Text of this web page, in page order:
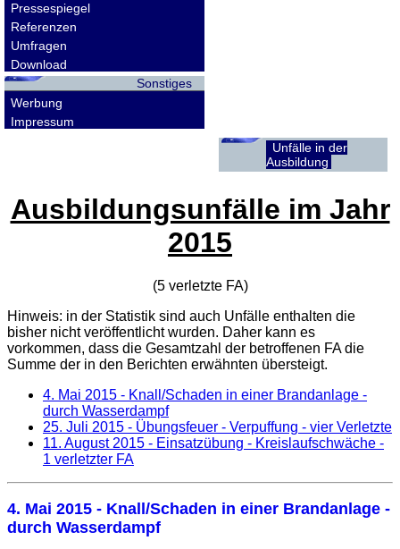
Pressespiegel
Referenzen
Umfragen
Download
Sonstiges
Werbung
Impressum
Unfälle in der
Ausbildung
Ausbildungsunfälle im Jahr
2015
(5 verletzte FA)
Hinweis: in der Statistik sind auch Unfälle enthalten die
bisher nicht veröffentlicht wurden. Daher kann es
vorkommen, dass die Gesamtzahl der betroffenen FAdie
Summe der in den Berichten erwähnten übersteigt.
4. Mai 2015 - Knall/Schaden in einer Brandanlage -
durch Wasserdampf
25. Juli 2015 - Übungsfeuer - Verpuffung - vier Verletzte
11. August 2015 - Einsatzübung - Kreislaufschwäche -
1 verletzter FA
4. Mai 2015 - Knall/Schaden in einer Brandanlage -
durch Wasserdampf